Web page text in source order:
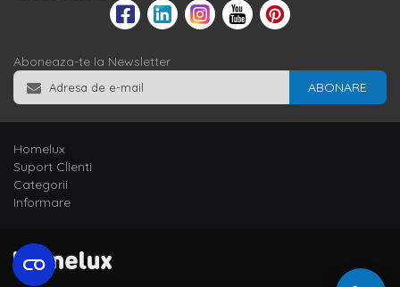
Aboneaza-te la Newsletter
ABONARE
Homelux
Suport Clienti
Categorii
Informare